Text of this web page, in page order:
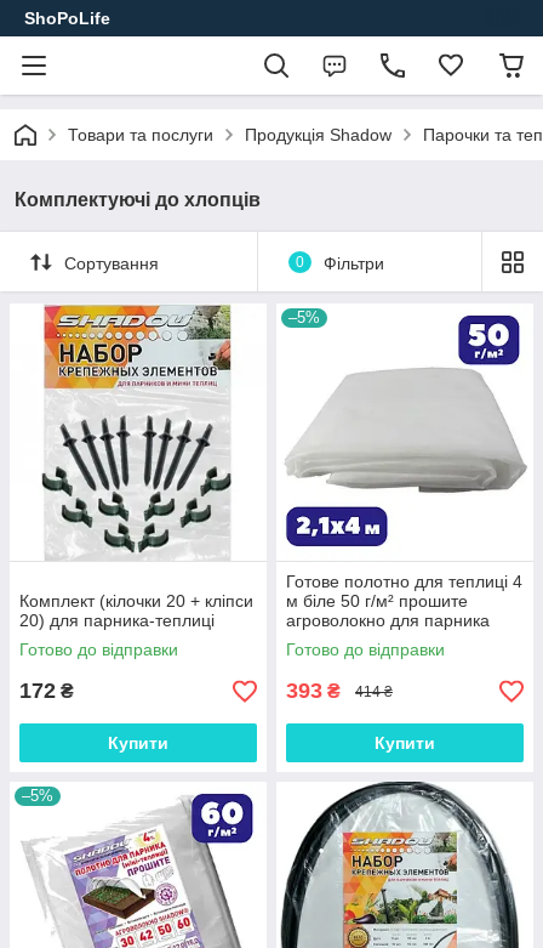
ShoPoLife
Товари та послуги Продукція Shadow Парочки та
Комплектуючі до хлопців
Сортування 0 Фільтри
Комплект (кілочки 20 + кліпси
20) для парника-теплиці
Готово до відправки
172 ₴
Купити
–5%
Готове полотно для теплиці 4
м біле 50 г/м² прошите
агроволокно для парника
Shadow зимово-весняне на
зиму
Готово до відправки
393 ₴ 414 ₴
Купити
–5%